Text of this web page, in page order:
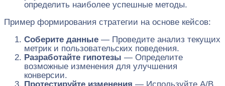
определить наиболее успешные методы.
Пример формирования стратегии на основе кейсов:
Соберите данные — Проведите анализ текущих
метрик и пользовательских поведения.
Разработайте гипотезы — Определите
возможные изменения для улучшения
конверсии.